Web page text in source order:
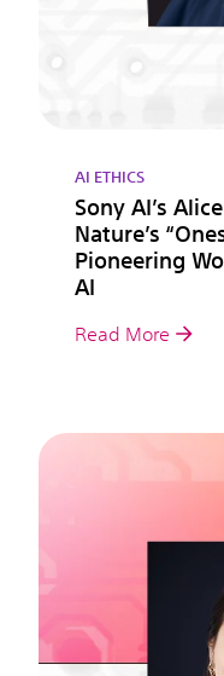
AI ETHICS
Sony AI’s
Nature’s
Pioneering
AI
Read More